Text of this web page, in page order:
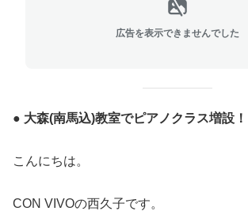
広告を表示できませんでした
● 大森(南馬込)教室でピアノクラス増設！
こんにちは。
CON VIVOの西久子です。